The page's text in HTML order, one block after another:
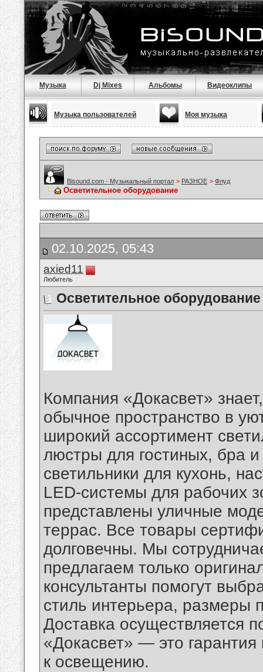
Музыка Dj Mixes Альбомы Видеоклипы
Музыка пользователей Моя музыка
Bisound.com - Музыкальный портал > РАЗНОЕ > Флуд
Осветительное оборудование
02.10.2025, 05:43
axied11
Любитель
Осветительное оборудование
Компания «Докасвет»
обычное пространство в
широкий ассортимент
люстры для гостиных, бра
светильники для кухонь,
LED-системы для рабочих
представлены уличные
террас. Все товары
долговечны. Мы
предлагаем только
консультанты помогут
стиль интерьера,
Доставка осуществляется
«Докасвет» — это
к освещению.